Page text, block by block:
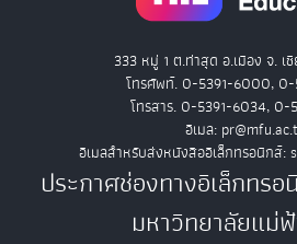
333 หมู่ 1 ต.ท่าสุด อ.เมือง จ. เ
โทรศัพท์. 0-5391-6000,
โทรสาร. 0-5391-6034, 0-
อีเมล:
อีเมลสำหรับส่งหนังสืออิเล็กทรอนิกส์:
ประกาศช่องทางอิเล็กทร
มหาวิทยาลัยแม่